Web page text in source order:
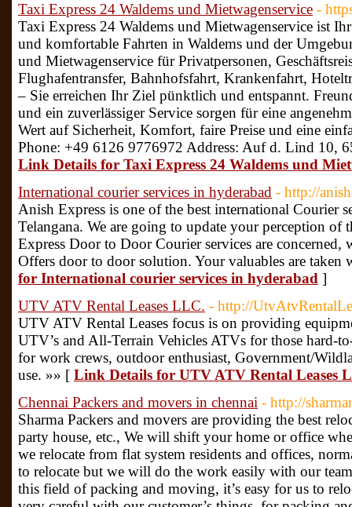
Taxi Express 24 Waldems und Mietwagenservice -
Taxi Express 24 Waldems und Mietwagenservice ist
und komfortable Fahrten in Waldems und der
und Mietwagenservice für Privatpersonen,
Flughafentransfer, Bahnhofsfahrt, Krankenfahrt,
– Sie erreichen Ihr Ziel pünktlich und entspannt.
und ein zuverlässiger Service sorgen für eine
Wert auf Sicherheit, Komfort, faire Preise und eine
Phone: +49 6126 9776972 Address: Auf d. Lind 10,
Link Details for Taxi Express 24 Waldems und
International courier services in hyderabad - http://
Anish Express is one of the best international Courier
Telangana. We are going to update your perception
Express Door to Door Courier services are concerned,
Offers door to door solution. Your valuables are taken
for International courier services in hyderabad ]
UTV ATV Rental Leases LLC. - http://
UTV ATV Rental Leases focus is on providing
UTV’s and All-Terrain Vehicles ATVs for those hard-
for work crews, outdoor enthusiast, Government/
use. »» [ Link Details for UTV ATV Rental Leases
Chennai Packers and movers in chennai - http://
Sharma Packers and movers are providing the best
party house, etc., We will shift your home or office
we relocate from flat system residents and offices,
to relocate but we will do the work easily with our
this field of packing and moving, it’s easy for us to